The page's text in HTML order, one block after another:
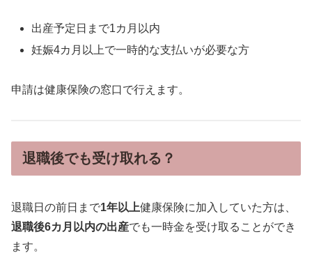
出産予定日まで1カ月以内
妊娠4カ月以上で一時的な支払いが必要な方
申請は健康保険の窓口で行えます。
退職後でも受け取れる？
退職日の前日まで1年以上健康保険に加入していた方は、
退職後6カ月以内の出産でも一時金を受け取ることができ
ます。